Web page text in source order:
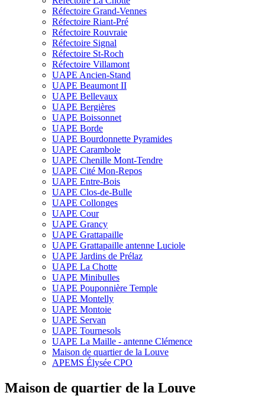
Réfectoire Grand-Vennes
Réfectoire Riant-Pré
Réfectoire Rouvraie
Réfectoire Signal
Réfectoire St-Roch
Réfectoire Villamont
UAPE Ancien-Stand
UAPE Beaumont II
UAPE Bellevaux
UAPE Bergières
UAPE Boissonnet
UAPE Borde
UAPE Bourdonnette Pyramides
UAPE Carambole
UAPE Chenille Mont-Tendre
UAPE Cité Mon-Repos
UAPE Entre-Bois
UAPE Clos-de-Bulle
UAPE Collonges
UAPE Cour
UAPE Grancy
UAPE Grattapaille
UAPE Grattapaille antenne Luciole
UAPE Jardins de Prélaz
UAPE La Chotte
UAPE Minibulles
UAPE Pouponnière Temple
UAPE Montelly
UAPE Montoie
UAPE Servan
UAPE Tournesols
UAPE La Maille - antenne Clémence
Maison de quartier de la Louve
APEMS Élysée CPO
Maison de quartier de la Louve